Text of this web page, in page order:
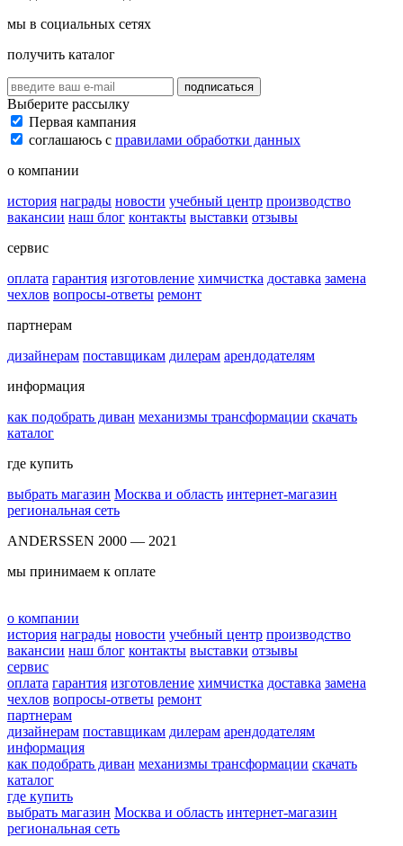
мы в социальных сетях
получить каталог
подписаться
Выберите рассылку
Первая кампания
соглашаюсь с правилами обработки данных
о компании
история награды новости учебный центр производство
вакансии наш блог контакты выставки отзывы
сервис
оплата гарантия изготовление химчистка доставка замена
чехлов вопросы-ответы ремонт
партнерам
дизайнерам поставщикам дилерам арендодателям
информация
как подобрать диван механизмы трансформации скачать
каталог
где купить
выбрать магазин Москва и область интернет-магазин
региональная сеть
ANDERSSEN 2000 — 2021
мы принимаем к оплате
о компании
история награды новости учебный центр производство
вакансии наш блог контакты выставки отзывы
сервис
оплата гарантия изготовление химчистка доставка замена
чехлов вопросы-ответы ремонт
партнерам
дизайнерам поставщикам дилерам арендодателям
информация
как подобрать диван механизмы трансформации скачать
каталог
где купить
выбрать магазин Москва и область интернет-магазин
региональная сеть